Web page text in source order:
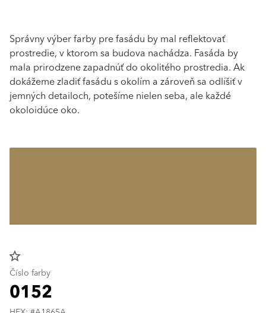
Správny výber farby pre fasádu by mal reflektovať
prostredie, v ktorom sa budova nachádza. Fasáda by
mala prirodzene zapadnúť do okolitého prostredia. Ak
dokážeme zladiť fasádu s okolím a zároveň sa odlíšiť v
jemných detailoch, potešíme nielen seba, ale každé
okoloidúce oko.
star_border
Číslo farby
0152